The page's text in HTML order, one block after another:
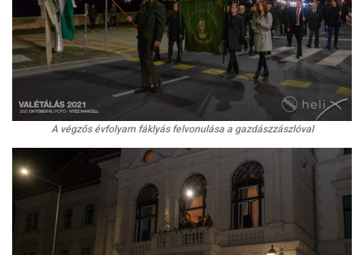
A végzős évfolyam fáklyás felvonulása a gazdászzászlóval